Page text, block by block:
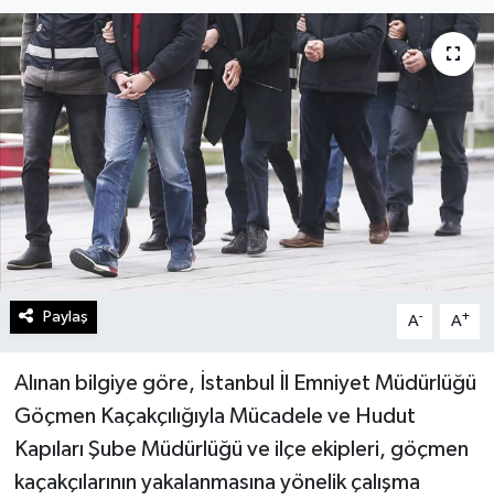
Paylaş A- A+
Alınan bilgiye göre, İstanbul İl Emniyet Müdürlüğü
Göçmen Kaçakçılığıyla Mücadele ve Hudut
Kapıları Şube Müdürlüğü ve ilçe ekipleri, göçmen
kaçakçılarının yakalanmasına yönelik çalışma
Lider Haber TV Canlı Yayın izle